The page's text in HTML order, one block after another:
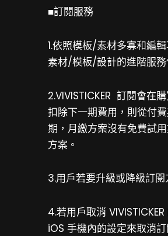
■訂閱服務
1.依照模板/素材多寡和編
素材/模板/設計的進階服務
2.VIVISTICKER 訂閱會在
扣除下一期費用，則從付
期，月繳方案沒有免費試
方案。
3.用戶若要升級或降級訂
4.若用戶取消
iOS 手機內的設定來取消訂